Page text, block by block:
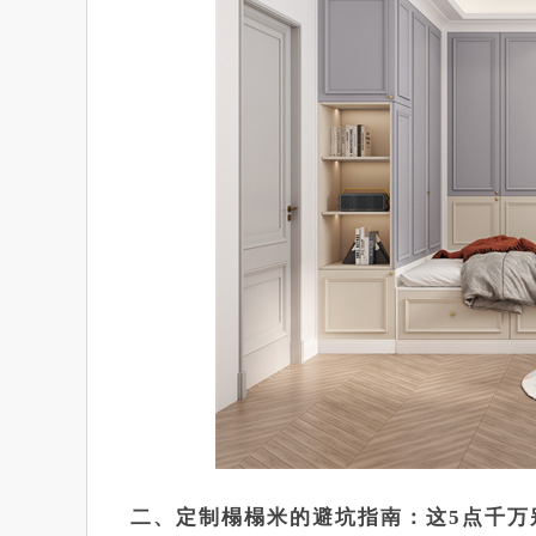
二、定制榻榻米的避坑指南：这5点千万